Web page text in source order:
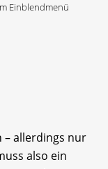
Einblendmenü
– allerdings nur
also ein